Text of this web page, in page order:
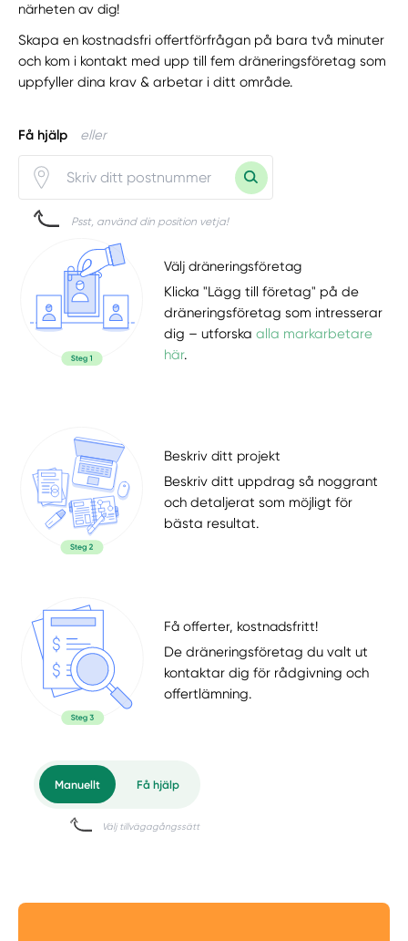
närheten av dig!
Skapa en kostnadsfri offertförfrågan på bara två minuter
och kom i kontakt med upp till fem dräneringsföretag som
uppfyller dina krav & arbetar i ditt område.
Få hjälp eller
Psst, använd din position vetja!
Välj dräneringsföretag
Klicka "Lägg till företag" på de
dräneringsföretag som intresserar
dig – utforskaalla markarbetare
här.
Beskriv ditt projekt
Beskriv ditt uppdrag så noggrant
och detaljerat som möjligt för
bästa resultat.
Få offerter, kostnadsfritt!
De dräneringsföretag du valt ut
kontaktar dig för rådgivning och
offertlämning.